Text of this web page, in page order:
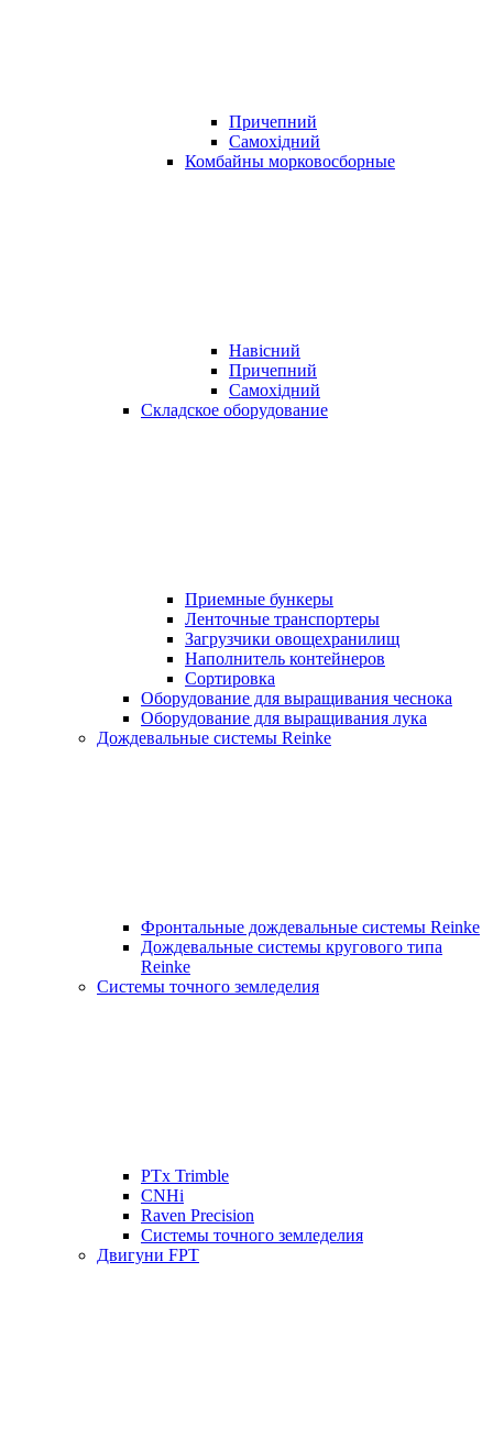
Причепний
Самохідний
Комбайны морковосборные
Навісний
Причепний
Самохідний
Складское оборудование
Приемные бункеры
Ленточные транспортеры
Загрузчики овощехранилищ
Наполнитель контейнеров
Сортировка
Оборудование для выращивания чеснока
Оборудование для выращивания лука
Дождевальные системы Reinke
Фронтальные дождевальные системы Reinke
Дождевальные системы кругового типа
Reinke
Системы точного земледелия
PTx Trimble
CNHi
Raven Precision
Системы точного земледелия
Двигуни FPT